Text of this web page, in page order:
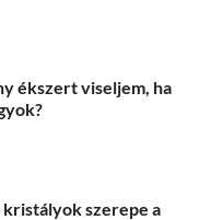
ékszert viseljem, ha
kristályok szerepe a